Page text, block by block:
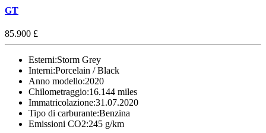
GT
85.900 £
Esterni:Storm Grey
Interni:Porcelain / Black
Anno modello:2020
Chilometraggio:16.144 miles
Immatricolazione:31.07.2020
Tipo di carburante:Benzina
Emissioni CO2:245 g/km